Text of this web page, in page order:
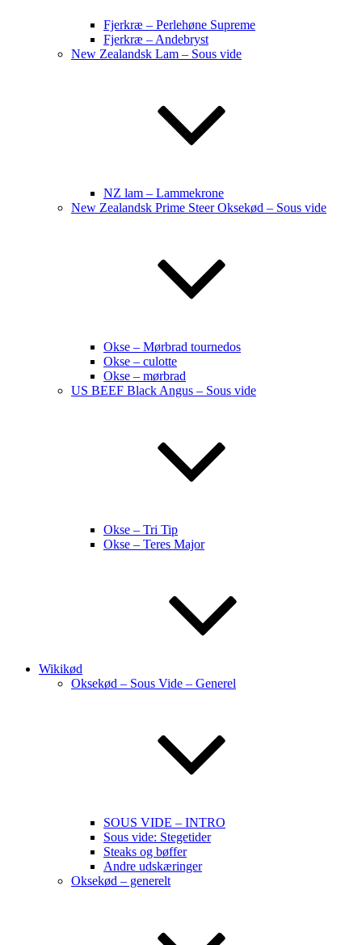
Fjerkræ – Perlehøne Supreme
Fjerkræ – Andebryst
New Zealandsk Lam – Sous vide
NZ lam – Lammekrone
New Zealandsk Prime Steer Oksekød – Sous vide
Okse – Mørbrad tournedos
Okse – culotte
Okse – mørbrad
US BEEF Black Angus – Sous vide
Okse – Tri Tip
Okse – Teres Major
Wikikød
Oksekød – Sous Vide – Generel
SOUS VIDE – INTRO
Sous vide: Stegetider
Steaks og bøffer
Andre udskæringer
Oksekød – generelt